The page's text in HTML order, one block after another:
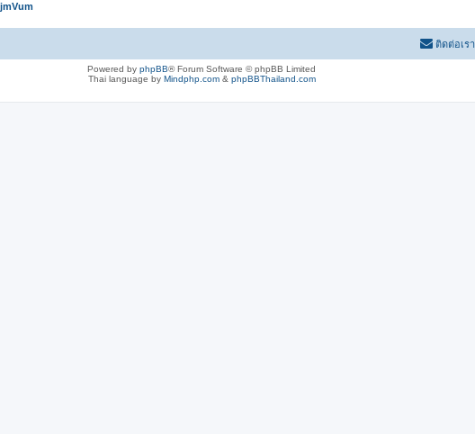
jmVum
ติดต่อเรา
Powered by phpBB® Forum Software © phpBB Limited
Thai language by Mindphp.com& phpBBThailand.com